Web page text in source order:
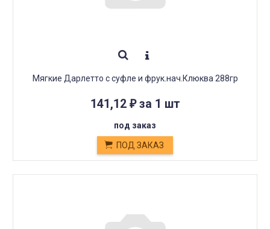
Мягкие Дарлетто с суфле и фрук.нач.Клюква 288гр
141,12 ₽за 1 шт
под заказ
ПОД ЗАКАЗ